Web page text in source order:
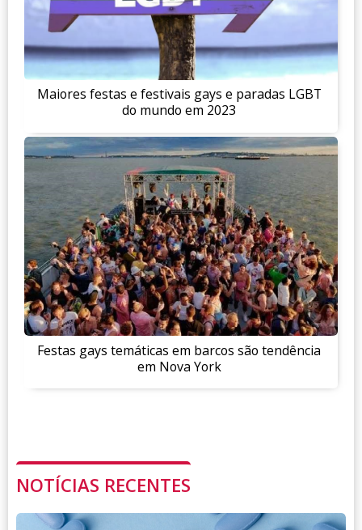
Maiores festas e festivais gays e paradas LGBT
do mundo em 2023
Festas gays temáticas em barcos são tendência
em Nova York
NOTÍCIAS RECENTES